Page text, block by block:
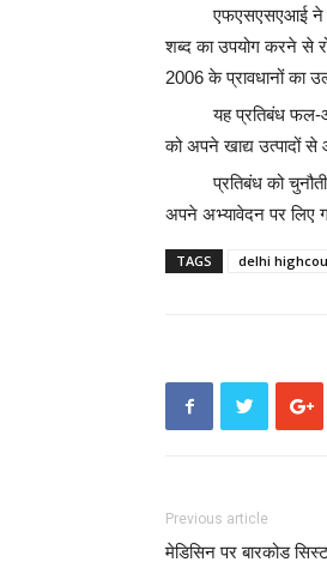
एफएसएसएआई ने
शब्द का उपयोग करने से
2006 के प्रावधानों का
यह प्रतिबंध फल-
को अपने खाद्य उत्पादों से
प्रतिबंध को
अपने अभ्यावेदन पर लिए
TAGS delhi
Previous article
मेडिसिन पर बारकोड